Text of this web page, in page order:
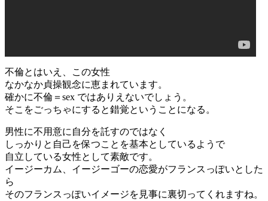
不倫とはいえ、この女性
なかなか貞操観念に恵まれています。
確かに不倫＝sex ではありえないでしょう。
そこをごっちゃにすると錯覚ということになる。
男性に不用意に自分を託すのではなく
しっかりと自己を保つことを基本としているようで
自立している女性として素敵です。
イージーカム、イージーゴーの恋愛がフランスっぽいとした
ら
そのフランスっぽいイメージを見事に裏切ってくれますね。